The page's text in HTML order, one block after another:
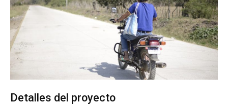
Detalles del proyecto